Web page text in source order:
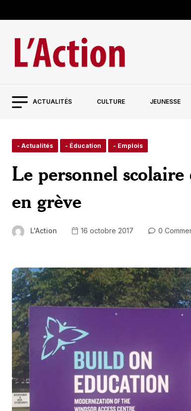
ACTUALITÉS CULTURE JEUNESSE
- Actualités - Éducation - Emplois
Le personnel scolaire
en grève
L'Action 16 octobre 2017 0